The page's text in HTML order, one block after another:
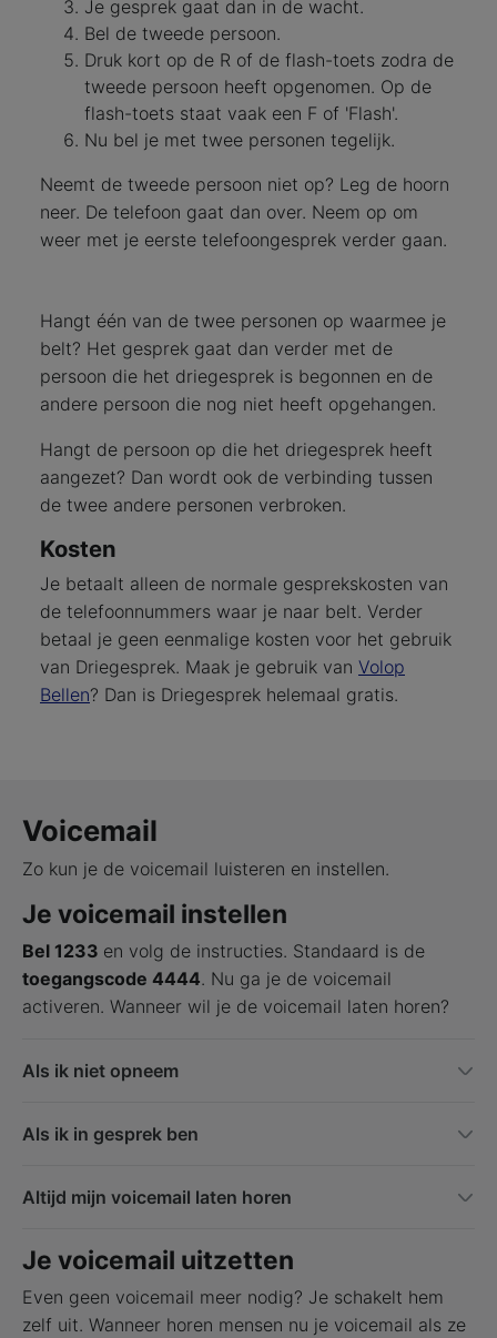
Je gesprek gaat dan in de wacht.
Bel de tweede persoon.
Druk kort op de R of de flash-toets zodra de
tweede persoon heeft opgenomen. Op de
flash-toets staat vaak een F of 'Flash'.
Nu bel je met twee personen tegelijk.
Neemt de tweede persoon niet op? Leg de hoorn
neer. De telefoon gaat dan over. Neem op om
weer met je eerste telefoongesprek verder gaan.
Hangt één van de twee personen op waarmee je
belt? Het gesprek gaat dan verder met de
persoon die het driegesprek is begonnen en de
andere persoon die nog niet heeft opgehangen.
Hangt de persoon op die het driegesprek heeft
aangezet? Dan wordt ook de verbinding tussen
de twee andere personen verbroken.
Kosten
Je betaalt alleen de normale gesprekskosten van
de telefoonnummers waar je naar belt. Verder
betaal je geen eenmalige kosten voor het gebruik
van Driegesprek. Maak je gebruik van Volop
Bellen? Dan is Driegesprek helemaal gratis.
Voicemail
Zo kun je de voicemail luisteren en instellen.
Je voicemail instellen
Bel 1233 en volg de instructies. Standaard is de
toegangscode 4444. Nu ga je de voicemail
activeren. Wanneer wil je de voicemail laten horen?
Als ik niet opneem
Als ik in gesprek ben
Altijd mijn voicemail laten horen
Je voicemail uitzetten
Even geen voicemail meer nodig? Je schakelt hem
zelf uit. Wanneer horen mensen nu je voicemail als ze